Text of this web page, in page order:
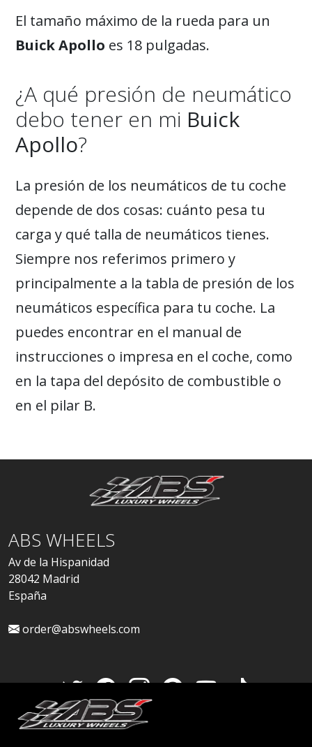
El tamaño máximo de la rueda para un
Buick Apollo es 18 pulgadas.
¿A qué presión de neumático
debo tener en mi Buick
Apollo?
La presión de los neumáticos de tu coche
depende de dos cosas: cuánto pesa tu
carga y qué talla de neumáticos tienes.
Siempre nos referimos primero y
principalmente a la tabla de presión de los
neumáticos específica para tu coche. La
puedes encontrar en el manual de
instrucciones o impresa en el coche, como
en la tapa del depósito de combustible o
en el pilar B.
ABS WHEELS
Av de la Hispanidad
28042 Madrid
España
order@abswheels.com
Cuenta de distribuidor